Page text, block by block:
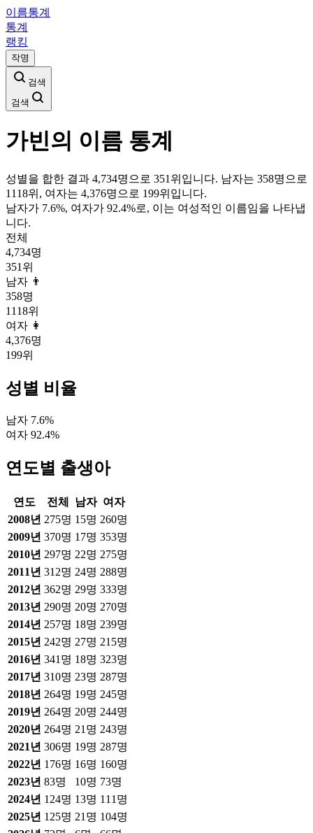
이름통계
통계
랭킹
작명
검색
검색
가빈의 이름 통계
성별을 합한 결과 4,734명으로 351위입니다. 남자는 358명으로
1118위, 여자는 4,376명으로 199위입니다.
남자가 7.6%, 여자가 92.4%로, 이는 여성적인 이름임을 나타냅
니다.
전체
4,734명
351 위
남자 👨
358명
1118위
여자 👩
4,376명
199위
성별 비율
남자 7.6%
여자 92.4%
연도별 출생아
연도 전체 남자 여자
2008년 275명 15명 260명
2009년 370명 17명 353명
2010년 297명 22명 275명
2011 년 312명 24명 288명
2012년 362명 29명 333명
2013년 290명 20명 270명
2014년 257명 18명 239명
2015년 242명 27명 215명
2016년 341 명 18명 323명
2017년 310명 23명 287명
2018년 264명 19명 245명
2019년 264명 20명 244명
2020년 264명 21 명 243명
2021 년 306명 19명 287명
2022년 176명 16명 160명
2023년 83명 10명 73명
2024년 124명 13명 111 명
2025년 125명 21 명 104명